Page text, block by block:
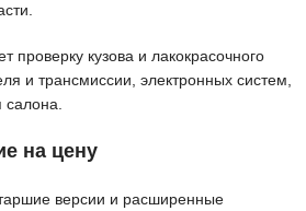
проверку кузова и лакокрасочного
и трансмиссии, электронных систем,
на цену
версии и расширенные